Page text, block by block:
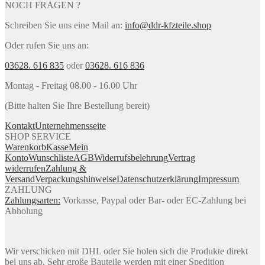
NOCH FRAGEN ?
Schreiben Sie uns eine Mail an: info@ddr-kfzteile.shop
Oder rufen Sie uns an:
03628. 616 835 oder03628. 616 836
Montag - Freitag 08.00 - 16.00 Uhr
(Bitte halten Sie Ihre Bestellung bereit)
KontaktUnternehmensseite
SHOP SERVICE
WarenkorbKasseMein
KontoWunschlisteAGBWiderrufsbelehrungVertrag
widerrufenZahlung &
VersandVerpackungshinweiseDatenschutzerklärungImpressum
ZAHLUNG
Zahlungsarten: Vorkasse, Paypal oder Bar- oder EC-Zahlung bei
Abholung
Wir verschicken mit DHL oder Sie holen sich die Produkte direkt
bei uns ab. Sehr große Bauteile werden mit einer Spedition